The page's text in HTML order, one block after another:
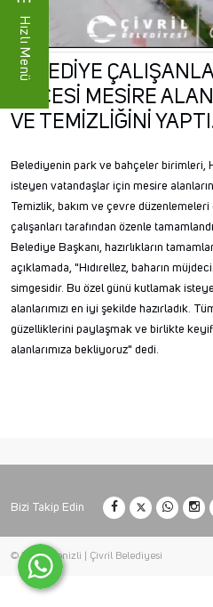
Hızlı Menü
BELEDİYE
ÖNCESİ MESİRE
VE TEMİZLİĞİNİ
Belediyenin park ve bahçeler birimleri,
isteyen vatandaşlar için mesire
Temizlik, bakım ve çevre
çalışanları tarafından özenle tamamlandı.
Belediye Başkanı, hazırlıkların
açıklamada, "Hıdırellez, baharın
simgesidir. Bu özel günü kutlamak
alanlarımızı en iyi şekilde hazırladık.
güzelliklerini paylaşmak ve birlikte
alanlarımıza bekliyoruz" dedi.
Bizi Takip Edin
© 2026 Denizli | Çivril Belediyesi